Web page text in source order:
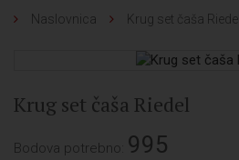
Naslovnica Krug set čaša Riedel
Krug set čaša Riedel
Bodova potrebno: 995